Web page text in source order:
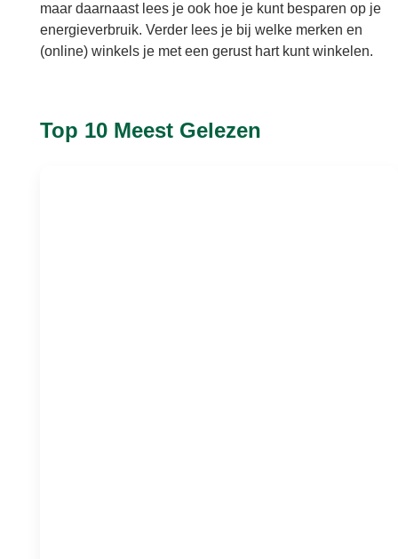
maar daarnaast lees je ook hoe je kunt besparen op je
energieverbruik. Verder lees je bij welke merken en
(online) winkels je met een gerust hart kunt winkelen.
Top 10 Meest Gelezen